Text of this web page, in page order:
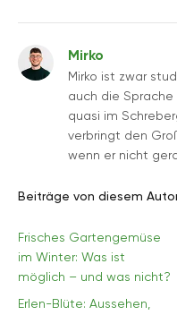
Mirko
Mirko ist zwar
auch die Sprache
quasi im
verbringt den
wenn er nicht
Beiträge von diesem
Frisches Gartengemüse
im Winter: Was ist
möglich – und was nicht?
Erlen-Blüte: Aussehen,